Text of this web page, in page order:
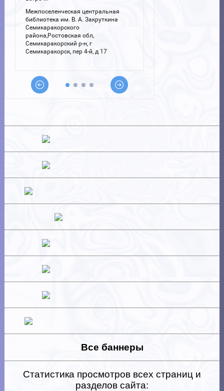
Все баннеры
Статистика просмотров всех страниц и
разделов сайта: